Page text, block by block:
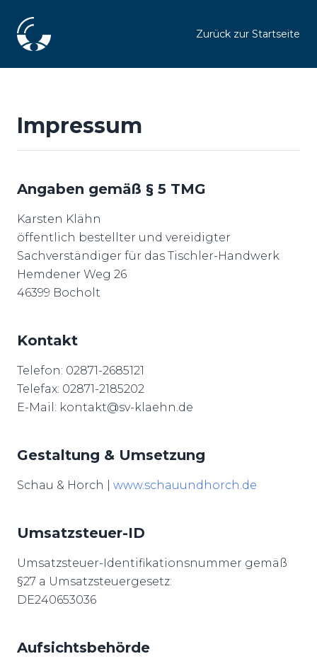
Zurück zur Startseite
Impressum
Angaben gemäß § 5 TMG
Karsten Klähn
öffentlich bestellter und vereidigter
Sachverständiger für das Tischler-Handwerk
Hemdener Weg 26
46399 Bocholt
Kontakt
Telefon: 02871-2685121
Telefax: 02871-2185202
E-Mail: kontakt@sv-klaehn.de
Gestaltung & Umsetzung
Schau & Horch | www.schauundhorch.de
Umsatzsteuer-ID
Umsatzsteuer-Identifikationsnummer gemäß
§27 a Umsatzsteuergesetz:
DE240653036
Aufsichtsbehörde